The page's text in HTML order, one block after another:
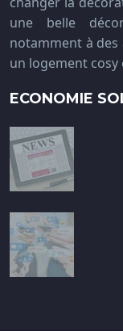
une belle
notamment à des
un logement
ECONOMIE